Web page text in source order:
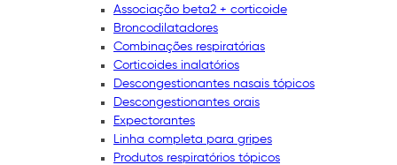
Associação beta2 + corticoide
Broncodilatadores
Combinações respiratórias
Corticoides inalatórios
Descongestionantes nasais tópicos
Descongestionantes orais
Expectorantes
Linha completa para gripes
Produtos respiratórios tópicos